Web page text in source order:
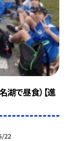
で昼食）【進
22